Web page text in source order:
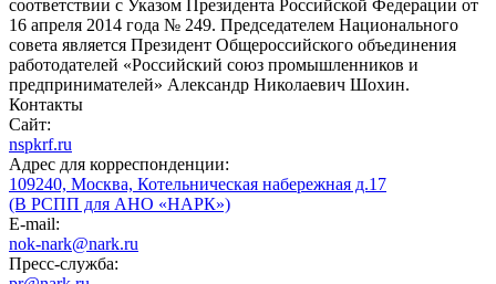
соответствии с Указом Президента Российской Федерации от
16 апреля 2014 года № 249. Председателем Национального
совета является Президент Общероссийского объединения
работодателей «Российский союз промышленников и
предпринимателей» Александр Николаевич Шохин.
Контакты
Сайт:
nspkrf.ru
Адрес для корреспонденции:
109240, Москва, Котельническая набережная д.17
(В РСПП для АНО «НАРК»)
E-mail:
nok-nark@nark.ru
Пресс-служба: